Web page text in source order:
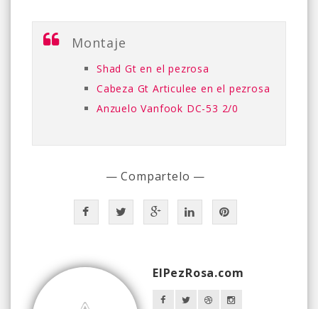
Montaje
Shad Gt en el pezrosa
Cabeza Gt Articulee en el pezrosa
Anzuelo Vanfook DC-53 2/0
— Compartelo —
ElPezRosa.com